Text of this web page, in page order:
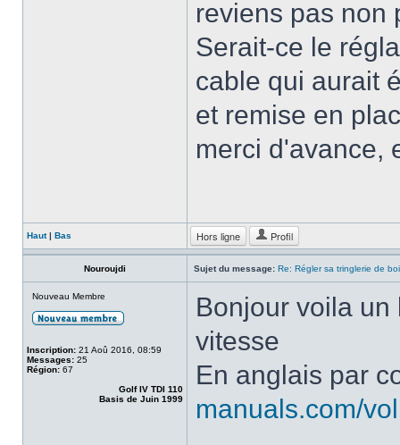
reviens pas non
Serait-ce le
cable qui aurait
et remise en
merci d'avance,
Haut| Bas Hors ligne Profil
Nouroujdi Sujet du message: Re: Régler sa tringlerie de
Nouveau Membre
Inscription: 21 Aoû 2016, 08:59
Messages: 25
Région: 67
Golf IV TDI 110
Basis de Juin 1999
Bonjour voila
vitesse
En anglais par
manuals.com/